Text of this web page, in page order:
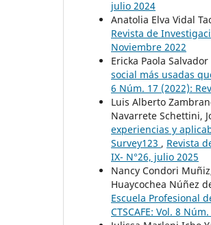
julio 2024
Anatolia Elva Vidal
Revista de
Noviembre 2022
Ericka Paola
social más usadas
6 Núm. 17 (2022):
Luis Alberto
Navarrete Schettini,
experiencias y
Survey123 , Revista
IX- N°26, julio 2025
Nancy Condori
Huaycochea Núñez
Escuela Profesional
CTSCAFE: Vol. 8